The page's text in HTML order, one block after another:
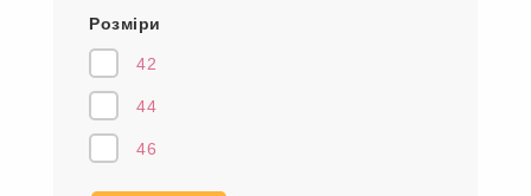
Розміри
42
44
46